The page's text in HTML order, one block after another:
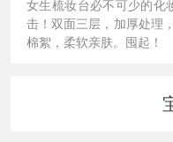
女生梳妆台必不可少的化
击！双面三层，加厚处理
棉絮，柔软亲肤。囤起！